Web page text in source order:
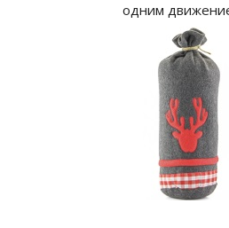
одним